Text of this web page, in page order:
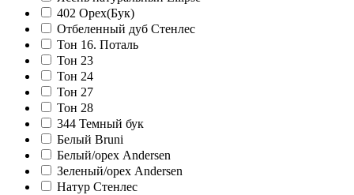
402 Орех(Бук)
Отбеленный дуб Стенлес
Тон 16. Поталь
Тон 23
Тон 24
Тон 27
Тон 28
344 Темный бук
Белый Bruni
Белый/орех Andersen
Зеленый/орех Andersen
Натур Стенлес